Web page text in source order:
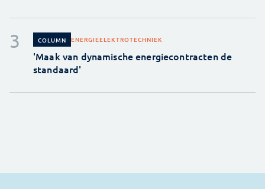
COLUMN ENERGIEELEKTROTECHNIEK
'Maak van dynamische energiecontracten de
standaard'